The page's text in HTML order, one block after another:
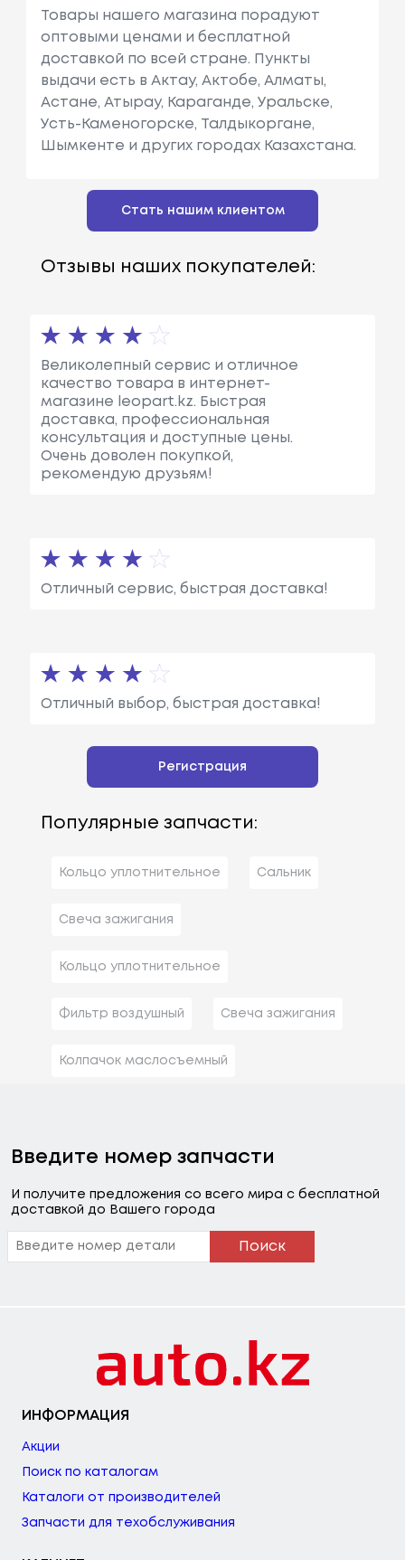
Товары нашего магазина порадуют
оптовыми ценами и бесплатной
доставкой по всей стране. Пункты
выдачи есть в Актау, Актобе, Алматы,
Астане, Атырау, Караганде, Уральске,
Усть-Каменогорске, Талдыкоргане,
Шымкенте и других городах Казахстана.
Стать нашим клиентом
Отзывы наших покупателей:
Великолепный сервис и отличное
качество товара в интернет-
магазине leopart.kz. Быстрая
доставка, профессиональная
консультация и доступные цены.
Очень доволен покупкой,
рекомендую друзьям!
Отличный сервис, быстрая доставка!
Отличный выбор, быстрая доставка!
Регистрация
Популярные запчасти:
Кольцо уплотнительное Сальник
Свеча зажигания
Кольцо уплотнительное
Фильтр воздушный Свеча зажигания
Колпачок маслосъемный
Введите номер запчасти
И получите предложения со всего мира с бесплатной
доставкой до Вашего города
Поиск
ИНФОРМАЦИЯ
Акции
Поиск по каталогам
Каталоги от производителей
Запчасти для техобслуживания